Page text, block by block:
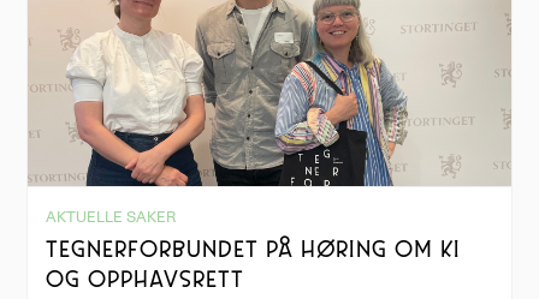
AKTUELLE SAKER
TEGNERFORBUNDET PÅ HØRING OM KI
OG OPPHAVSRETT